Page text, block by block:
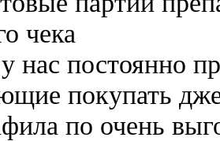
чека
нас постоянно
покупать
по очень